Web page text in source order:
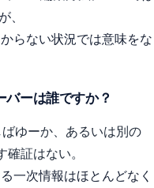
、
らない状況では意味をな
バーは誰ですか？
ゆーか、あるいは別の
証はない。
一次情報はほとんどなく